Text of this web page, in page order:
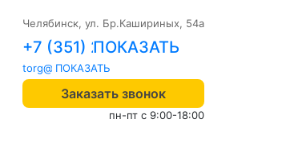
Челябинск, ул. Бр.Кашириных, 54а
+7 (351) 242-04-09
torg@1cab.ru
Заказать звонок
пн-пт с 9:00-18:00